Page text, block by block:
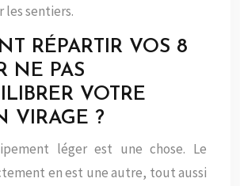
les sentiers.
RÉPARTIR VOS 8
NE PAS
VOTRE
VIRAGE ?
léger est une chose. Le
en est une autre, tout aussi